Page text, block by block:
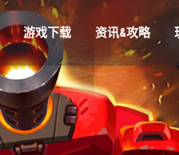
游戏下载 资讯&攻略